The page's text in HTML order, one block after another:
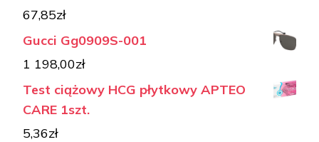
67,85zł
Gucci Gg0909S-001
1 198,00zł
Test ciążowy HCG płytkowy APTEO
CARE 1szt.
5,36zł